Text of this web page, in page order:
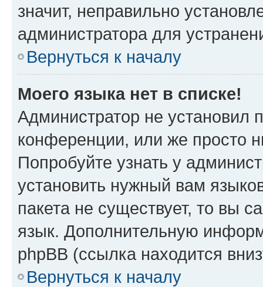
значит, неправильно
администратора для
Вернуться к началу
Моего языка нет в списке!
Администратор не установил
конференции, или же просто
Попробуйте узнать у
установить нужный вам
пакета не существует, то вы
язык. Дополнительную
phpBB (ссылка находится
Вернуться к началу